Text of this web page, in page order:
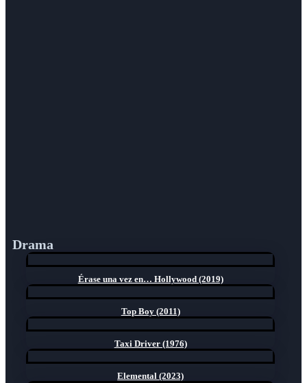
Drama
Érase una vez en… Hollywood (2019)
Top Boy (2011)
Taxi Driver (1976)
Elemental (2023)